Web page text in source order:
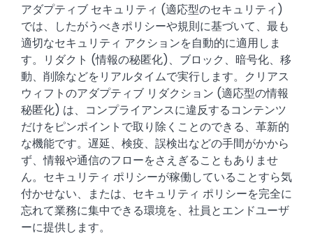
アダプティブ セキュリティ (適応型のセキュリティ)
では、したがうべきポリシーや規則に基づいて、最も
適切なセキュリティ アクションを自動的に適用しま
す。リダクト (情報の秘匿化)、ブロック、暗号化、移
動、削除などをリアルタイムで実行します。クリアス
ウィフトのアダプティブ リダクション (適応型の情報
秘匿化) は、コンプライアンスに違反するコンテンツ
だけをピンポイントで取り除くことのできる、革新的
な機能です。遅延、検疫、誤検出などの手間がかから
ず、情報や通信のフローをさえぎることもありませ
ん。セキュリティ ポリシーが稼働していることすら気
付かせない、または、セキュリティ ポリシーを完全に
忘れて業務に集中できる環境を、社員とエンドユーザ
ーに提供します。